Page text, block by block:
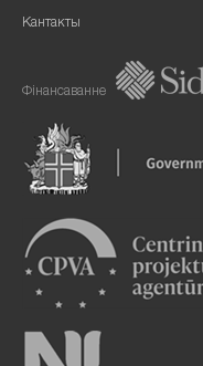
Кантакты
Фінансаванне